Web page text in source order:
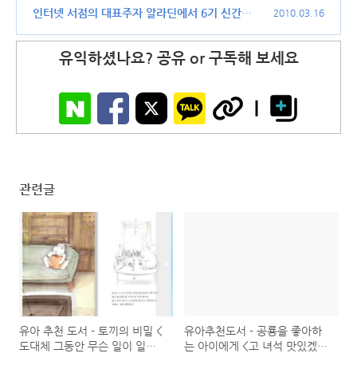
>
(26)
인터넷 서점의 대표주자 알라딘에서 6기 신간평
2010.03.16
유익하셨나요? 공유 or 구독해 보세요
관련글
유아 추천 도서 - 토끼의 비밀 <
도대체 그동안 무슨 일이 일어
유아추천도서 - 공룡을 좋아하
는 아이에게 <고 녀석 맛있겠다